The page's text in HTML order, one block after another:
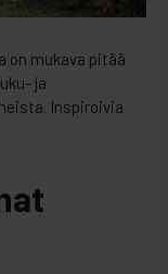
on mukava pitää
ja
Inspiroivia